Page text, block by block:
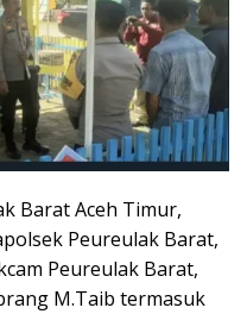
Barat Aceh Timur,
Peureulak Barat,
Peureulak Barat,
M.Taib termasuk